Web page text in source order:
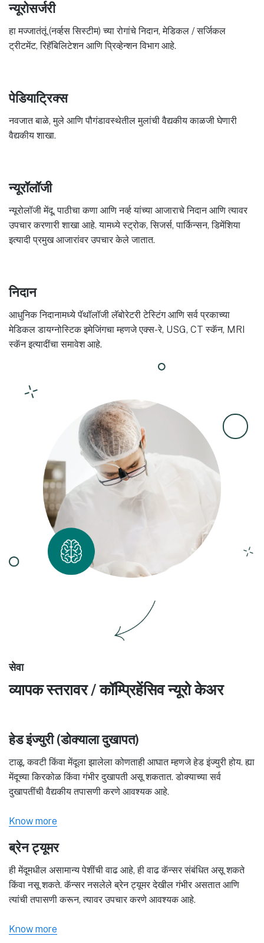
न्यूरोसर्जरी
हा मज्जातंतूं (नर्व्हस सिस्टीम) च्या रोगांचे निदान, मेडिकल / सर्जिकल
ट्रीटमेंट, रिहॅबिलिटेशन आणि प्रिव्हेन्शन विभाग आहे.
पेडियाट्रिक्स
नवजात बाळे, मुले आणि पौगंडावस्थेतील मुलांची वैद्यकीय काळजी घेणारी
वैद्यकीय शाखा.
न्यूरॉलॉजी
न्यूरोलॉजी मेंदू, पाठीचा कणा आणि नर्व्ह यांच्या आजाराचे निदान आणि त्यावर
उपचार करणारी शाखा आहे. यामध्ये स्ट्रोक, सिजर्स, पार्किन्सन, डिमेंशिया
इत्यादी प्रमुख आजारांवर उपचार केले जातात.
निदान
आधुनिक निदानामध्ये पॅथॉलॉजी लॅबोरेटरी टेस्टिंग आणि सर्व प्रकाच्या
मेडिकल डायग्नोस्टिक इमेजिंगचा म्हणजे एक्स-रे, USG, CT स्कॅन, MRI
स्कॅन इत्यादींचा समावेश आहे.
सेवा
व्यापक स्तरावर / कॉम्प्रिहेंसिव न्यूरो केअर
हेड इंज्युरी (डोक्याला दुखापत)
टाळू, कवटी किंवा मेंदूला झालेला कोणताही आघात म्हणजे हेड इंज्युरी होय. ह्या
मेंदूच्या किरकोळ किंवा गंभीर दुखापती असू शकतात. डोक्याच्या सर्व
दुखापतींची वैद्यकीय तपासणी करणे आवश्यक आहे.
Know more
ब्रेन ट्यूमर
ही मेंदूमधील असामान्य पेशींची वाढ आहे, ही वाढ कॅन्सर संबंधित असू शकते
किंवा नसू शकते. कॅन्सर नसलेले ब्रेन ट्यूमर देखील गंभीर असतात आणि
त्यांची तपासणी करून, त्यावर उपचार करणे आवश्यक आहे.
Know more